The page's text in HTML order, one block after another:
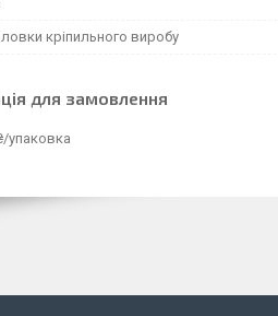
кріпильного виробу
для замовлення
упаковка